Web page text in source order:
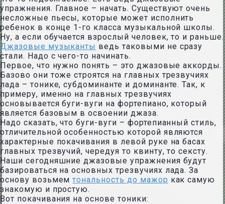
упражнения. Главное – начать. Существуют очень
несложные пьесы, которые может исполнить
ребенок в конце 1-го класса музыкальной школы.
Ну, а если обучается взрослый человек, то и раньше.
Джазовые музыканты ведь таковыми не сразу
стали. Надо с чего-то начинать.
Первое, что нужно понять – это джазовые аккорды.
Базово они тоже строятся на главных трезвучиях
лада – тонике, субдоминанте и доминанте. Так, к
примеру, именно на главных трезвучиях
основывается буги-вуги на фортепиано, который
является базовым в освоении джаза.
Надо сказать, что буги-вуги – фортепианный стиль,
отличительной особенностью которой являются
характерные покачивания в левой руке на басах
главных трезвучий, чередуя то квинту, то сексту.
Наши сегодняшние джазовые упражнения будут
базироваться на основных трезвучиях лада. За
основу возьмемтональность до мажор как самую
знакомую и простую.
Вот покачивания на основе тоники: